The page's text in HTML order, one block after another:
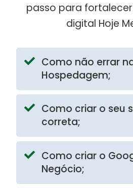
passo para
digital Hoje
Como não errar
Hospedagem;
Como criar o seu
correta;
Como criar o
Negócio;